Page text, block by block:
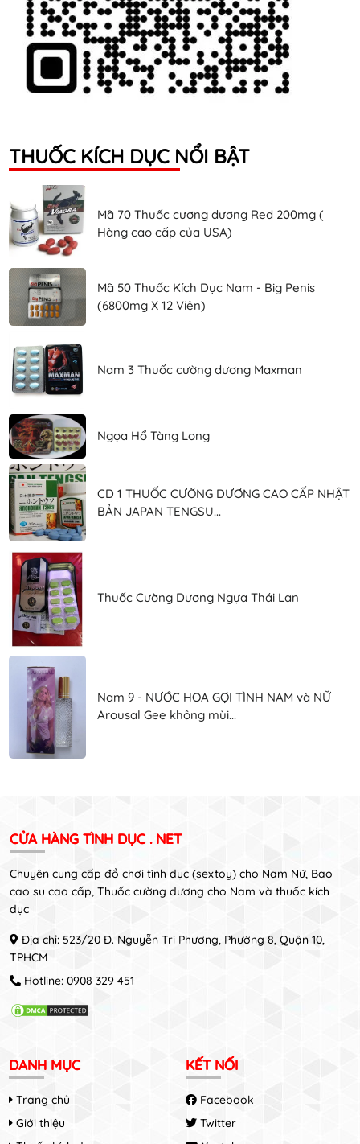
THUỐC KÍCH DỤC NỔI BẬT
Mã 70 Thuốc cương dương Red 200mg (
Hàng cao cấp của USA)
Mã 50 Thuốc Kích Dục Nam - Big Penis
(6800mg X 12 Viên)
Nam 3 Thuốc cường dương Maxman
Ngọa Hổ Tàng Long
CD 1 THUỐC CƯỜNG DƯƠNG CAO CẤP NHẬT
BẢN JAPAN TENGSU...
Thuốc Cường Dương Ngựa Thái Lan
Nam 9 - NƯỚC HOA GỢI TÌNH NAM và NỮ
Arousal Gee không mùi...
CỬA HÀNG TÌNH DỤC . NET
Chuyên cung cấp đồ chơi tình dục (sextoy) cho Nam Nữ, Bao
cao su cao cấp, Thuốc cường dương cho Nam và thuốc kích
dục
Địa chỉ: 523/20 Đ. Nguyễn Tri Phương, Phường 8, Quận 10,
TPHCM
Hotline: 0908 329 451
DANH MỤC
Trang chủ
Giới thiệu
KẾT NỐI
Facebook
Twitter